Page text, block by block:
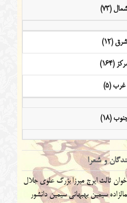
(73)
شرق (12)
(164)
غرب (5)
(18)
و شعرا
ثالث ایرج میرزابزرگ علوی جلال
سیمین بهبهانیسیمین دانشور